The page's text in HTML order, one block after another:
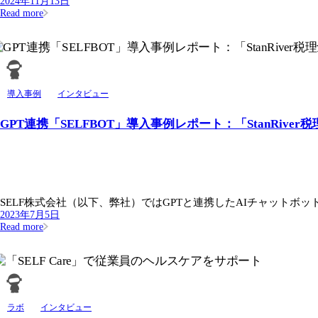
Read more
導入事例 インタビュー
GPT連携「SELFBOT」導入事例レポート：「StanRiver税
SELF株式会社（以下、弊社）ではGPTと連携したAIチャットボッ
2023年7月5日
Read more
ラボ インタビュー